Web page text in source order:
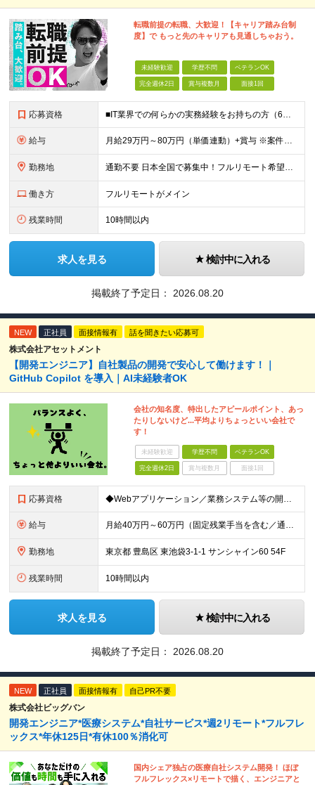
転職前提の転職、大歓迎！【キャリア踏み台制
度】で もっと先のキャリアも見通しちゃおう。
未経験歓迎 学歴不問 ベテランOK
完全週休2日 賞与複数月 面接1回
応募資格 ■IT業界での何らかの実務経験をお持ちの方（6ヶ月以上） ■学歴不問 ◎担当フェーズ └開発・保守・運用などのジャンルやフェーズ、言語などは問いません！ ※ブランクがある方、社会人経験10年以上の方
給与 月給29万円～80万円（単価連動）+賞与 ※案件単価率は80% ※試用期間3ヶ月間の待遇に変動はありません ※みなし残業代(月30時間分47,138円～)を含む。超過分は追加支給 ※給料が上がる形で
勤務地 通勤不要 日本全国で募集中！フルリモート希望者も大歓迎！ ※クライアントオフィスへの出勤が必要な場合は、 「東京オフィス」または「首都圏・関西圏」になります ※勤務地の選択はご希望を考慮し、転居を
働き方 フルリモートがメイン
残業時間 10時間以内
求人を見る 検討中に入れる
掲載終了予定日： 2026.08.20
NEW 正社員 面接情報有 話を聞きたい応募可
株式会社アセットメント
【開発エンジニア】自社製品の開発で安心して働けます！｜
GitHub Copilot を導入｜AI未経験者OK
会社の知名度、特出したアピールポイント、あっ
たりしないけど...平均よりちょっといい会社で
す！
未経験歓迎 学歴不問 ベテランOK
完全週休2日 賞与複数月 面接1回
応募資格 ◆Webアプリケーション／業務システム等の開発実務経験：5年以上 ◆日本国内在住の方
給与 月給40万円～60万円（固定残業手当を含む／通勤手当は別途支給） 想定年収480万円～720万円 ※固定残業手当は時間外労働の有無に関わらず40時間相当分、月額9万6千円～14万3千円を支給 （40
勤務地 東京都 豊島区 東池袋3-1-1 サンシャイン60 54F
残業時間 10時間以内
求人を見る 検討中に入れる
掲載終了予定日： 2026.08.20
NEW 正社員 面接情報有 自己PR不要
株式会社ビッグバン
開発エンジニア*医療システム*自社サービス*週2リモート*フルフレ
ックス*年休125日*有休100％消化可
国内シェア独占の医療自社システム開発！ ほぼ
フルフレックス×リモートで描く、エンジニアと